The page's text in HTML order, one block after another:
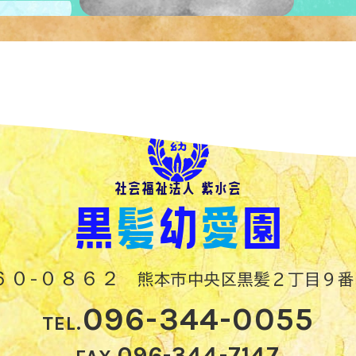
社会福祉法人 紫水会
黒髪幼愛園
０-０８６２ 熊本市中央区黒髪２丁目９
TEL.096-344-0055